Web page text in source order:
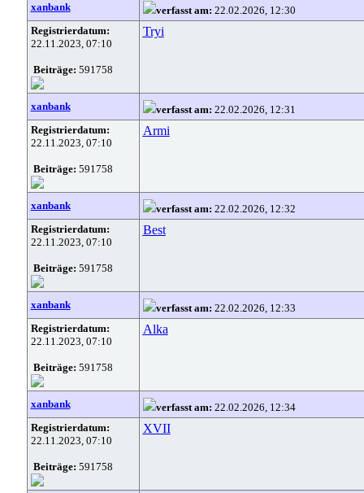
xanbank verfasst am: 22.02.2026, 12:30
Registrierdatum:
22.11.2023, 07:10
Beiträge: 591758
Tryi
xanbank verfasst am: 22.02.2026, 12:31
Registrierdatum:
22.11.2023, 07:10
Beiträge: 591758
Armi
xanbank verfasst am: 22.02.2026, 12:32
Registrierdatum:
22.11.2023, 07:10
Beiträge: 591758
Best
xanbank verfasst am: 22.02.2026, 12:33
Registrierdatum:
22.11.2023, 07:10
Beiträge: 591758
Alka
xanbank verfasst am: 22.02.2026, 12:34
Registrierdatum:
22.11.2023, 07:10
Beiträge: 591758
XVII